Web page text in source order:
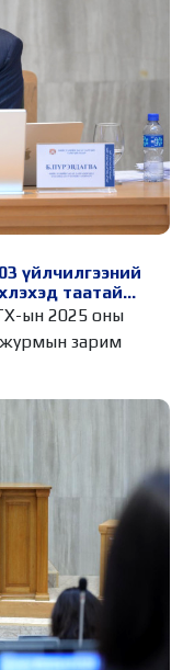
үйлчилгээний
таатай
ын 2025 оны
журмын зарим